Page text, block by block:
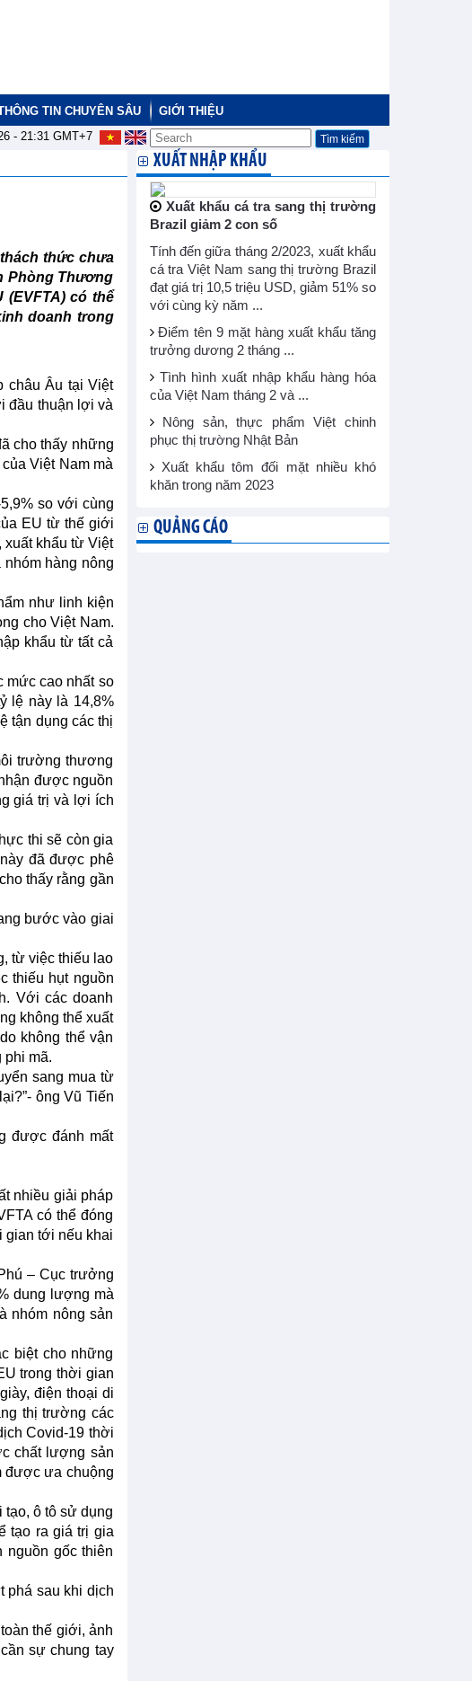
TIN CHUYÊN SÂU
GIỚI THIỆU
- 21:31GMT+7
thức chưa
Phòng Thương
(EVFTA) có thể
doanh trong
châu Âu tại Việt
đầu thuận lợi và
cho thấy những
Việt Nam mà
so với cùng
EU từ thế giới
xuất khẩu từ Việt
hàng nông
như linh kiện
cho Việt Nam.
khẩu từ tất cả
mức cao nhất so
lệ này là 14,8%
tận dụng các thị
trường thương
được nguồn
giá trị và lợi ích
thi sẽ còn gia
đã được phê
thấy rằng gần
bước vào giai
từ việc thiếu lao
thiếu hụt nguồn
Với các doanh
không thể xuất
không thể vận
phi mã.
sang mua từ
ông Vũ Tiến
được đánh mất
nhiều giải pháp
có thể đóng
gian tới nếu khai
– Cục trưởng
dung lượng mà
nhóm nông sản
biệt cho những
trong thời gian
điện thoại di
thị trường các
Covid-19 thời
chất lượng sản
được ưa chuộng
tạo, ô tô sử dụng
tạo ra giá trị gia
nguồn gốc thiên
phá sau khi dịch
thế giới, ảnh
sự chung tay
XUẤT NHẬP KHẨU
Xuất khẩu cá tra sang thị trường
Brazil giảm 2 con số
Tính đến giữa tháng 2/2023, xuất khẩu
cá tra Việt Nam sang thị trường Brazil
đạt giá trị 10,5 triệu USD, giảm 51% so
với cùng kỳ năm ...
Điểm tên 9 mặt hàng xuất khẩu tăng
trưởng dương 2 tháng ...
Tình hình xuất nhập khẩu hàng hóa
của Việt Nam tháng 2 và ...
Nông sản, thực phẩm Việt chinh
phục thị trường Nhật Bản
Xuất khẩu tôm đối mặt nhiều khó
khăn trong năm 2023
QUẢNG CÁO